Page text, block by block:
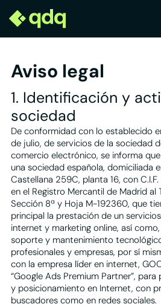
Aviso legal
1. Identificación y
sociedad
De conformidad con lo establecido
de julio, de servicios de la sociedad
comercio electrónico, se informa que
una sociedad española, domiciliada
Castellana 259C, planta 16, con
en el Registro Mercantil de Madrid al
Sección 8ª y Hoja M-192360, que
principal la prestación de un
internet y marketing online, así
soporte y mantenimiento
profesionales y empresas, por sí
con la empresa líder en internet,
“Google Ads Premium Partner”,
y posicionamiento en Internet, con
buscadores como en redes sociales.
Plan Impulsa >
busquen en Internet
Plan Visibilidad >
Posiciona tu negocio para
que destaque en tu zona
Plan Integral >
Fideliza y atrae nuevos clientes
con tu estrategia digital
Plan Contacto Activo >
Convierte oportunidades y
haz crecer tu negocio
Comparador de planes >
Elige el mejor plan para tu
Te puede interesar
Plan Construye
Plan Avanza
Redes Sociales >
Comparador de planes >
Elige el mejor plan para tu
Te puede interesar
Plan Desarrollo >
Plan Contacto Activo >
Plan Impulsa >
Plan Visibilidad >
Plan Integral >